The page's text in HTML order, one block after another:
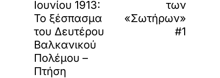
Ιουνίου 1913:
Το ξέσπασμα
του Δευτέρου
Βαλκανικού
Πολέμου –
Πτήση
των
«Σωτήρων»
#1